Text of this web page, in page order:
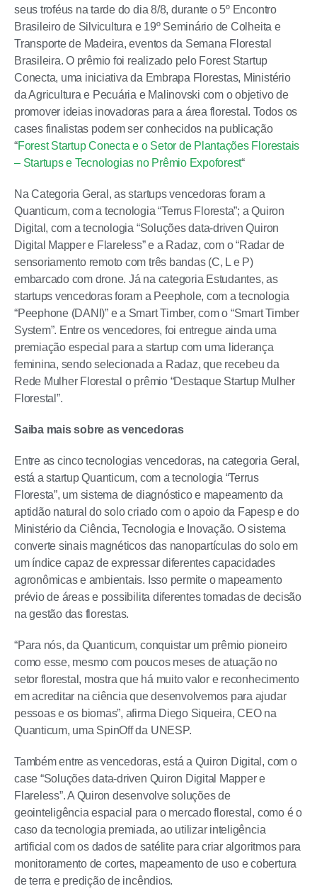
seus troféus na tarde do dia 8/8, durante o 5º Encontro
Brasileiro de Silvicultura e 19º Seminário de Colheita e
Transporte de Madeira, eventos da Semana Florestal
Brasileira. O prêmio foi realizado pelo Forest Startup
Conecta, uma iniciativa da Embrapa Florestas, Ministério
da Agricultura e Pecuária e Malinovski com o objetivo de
promover ideias inovadoras para a área florestal. Todos os
cases finalistas podem ser conhecidos na publicação
“Forest Startup Conecta e o Setor de Plantações Florestais
– Startups e Tecnologias no Prêmio Expoforest“
Na Categoria Geral, as startups vencedoras foram a
Quanticum, com a tecnologia “Terrus Floresta”; a Quiron
Digital, com a tecnologia “Soluções data-driven Quiron
Digital Mapper e Flareless” e a Radaz, com o “Radar de
sensoriamento remoto com três bandas (C, L e P)
embarcado com drone. Já na categoria Estudantes, as
startups vencedoras foram a Peephole, com a tecnologia
“Peephone (DANI)” e a Smart Timber, com o “Smart Timber
System”. Entre os vencedores, foi entregue ainda uma
premiação especial para a startup com uma liderança
feminina, sendo selecionada a Radaz, que recebeu da
Rede Mulher Florestal o prêmio “Destaque Startup Mulher
Florestal”.
Saiba mais sobre as vencedoras
Entre as cinco tecnologias vencedoras, na categoria Geral,
está a startup Quanticum, com a tecnologia “Terrus
Floresta”, um sistema de diagnóstico e mapeamento da
aptidão natural do solo criado com o apoio da Fapesp e do
Ministério da Ciência, Tecnologia e Inovação. O sistema
converte sinais magnéticos das nanopartículas do solo em
um índice capaz de expressar diferentes capacidades
agronômicas e ambientais. Isso permite o mapeamento
prévio de áreas e possibilita diferentes tomadas de decisão
na gestão das florestas.
“Para nós, da Quanticum, conquistar um prêmio pioneiro
como esse, mesmo com poucos meses de atuação no
setor florestal, mostra que há muito valor e reconhecimento
em acreditar na ciência que desenvolvemos para ajudar
pessoas e os biomas”, afirma Diego Siqueira, CEO na
Quanticum, uma SpinOff da UNESP.
Também entre as vencedoras, está a Quiron Digital, com o
case “Soluções data-driven Quiron Digital Mapper e
Flareless”. A Quiron desenvolve soluções de
geointeligência espacial para o mercado florestal, como é o
caso da tecnologia premiada, ao utilizar inteligência
artificial com os dados de satélite para criar algoritmos para
monitoramento de cortes, mapeamento de uso e cobertura
de terra e predição de incêndios.